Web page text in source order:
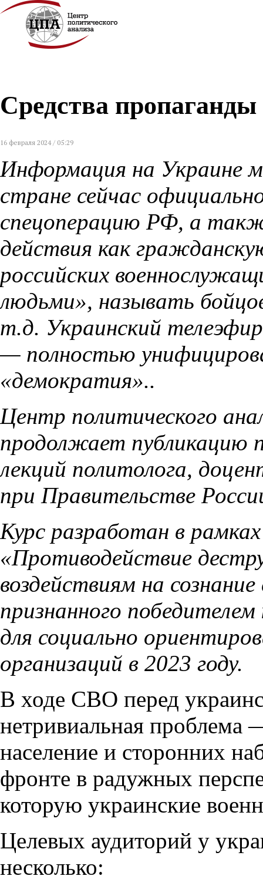
Средства
16 февраля 2024 / 05:29
Информация на Украине
стране сейчас
спецоперацию РФ, а
действия как
российских
людьми», называть
т.д. Украинский
— полностью
«демократия»..
Центр политического
продолжает публикацию
лекций политолога,
при Правительстве
Курс разработан в
«Противодействие
воздействиям на
признанного
для социально
организаций в 2023 году.
В ходе СВО перед
нетривиальная проблема
население и сторонних
фронте в радужных
которую украинские
Целевых аудиторий у
несколько: